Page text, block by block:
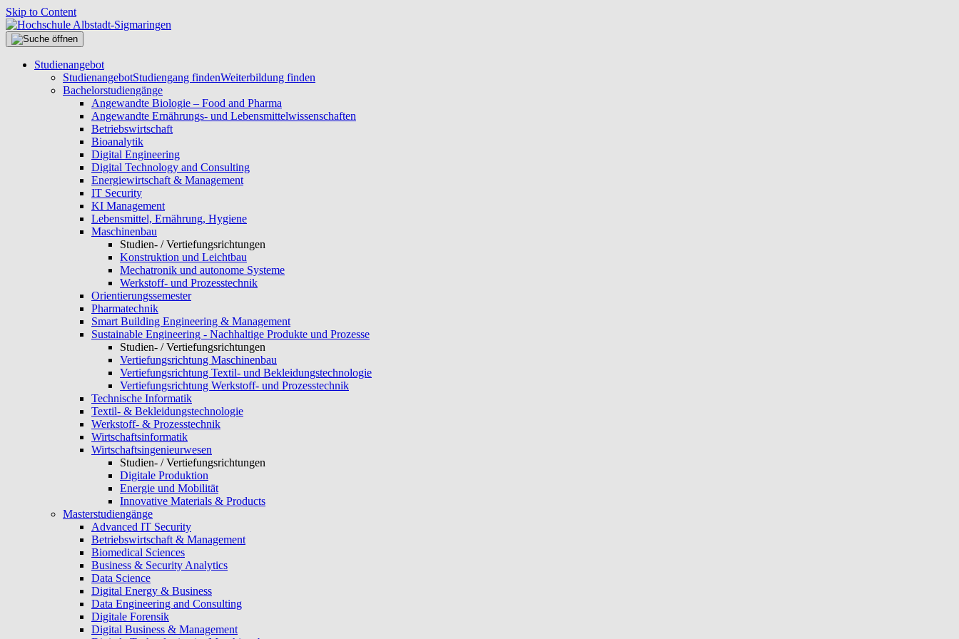
Skip to Content
Studienangebot
StudienangebotStudiengang findenWeiterbildung finden
Bachelorstudiengänge
Angewandte Biologie – Food and Pharma
Angewandte Ernährungs- und Lebensmittelwissenschaften
Betriebswirtschaft
Bioanalytik
Digital Engineering
Digital Technology and Consulting
Energiewirtschaft & Management
IT Security
KI Management
Lebensmittel, Ernährung, Hygiene
Maschinenbau
Studien- / Vertiefungsrichtungen
Konstruktion und Leichtbau
Mechatronik und autonome Systeme
Werkstoff- und Prozesstechnik
Orientierungssemester
Pharmatechnik
Smart Building Engineering & Management
Sustainable Engineering - Nachhaltige Produkte und Prozesse
Studien- / Vertiefungsrichtungen
Vertiefungsrichtung Maschinenbau
Vertiefungsrichtung Textil- und Bekleidungstechnologie
Vertiefungsrichtung Werkstoff- und Prozesstechnik
Technische Informatik
Textil- & Bekleidungstechnologie
Werkstoff- & Prozesstechnik
Wirtschaftsinformatik
Wirtschaftsingenieurwesen
Studien- / Vertiefungsrichtungen
Digitale Produktion
Energie und Mobilität
Innovative Materials & Products
Masterstudiengänge
Advanced IT Security
Betriebswirtschaft & Management
Biomedical Sciences
Business & Security Analytics
Data Science
Digital Energy & Business
Data Engineering and Consulting
Digitale Forensik
Digital Business & Management